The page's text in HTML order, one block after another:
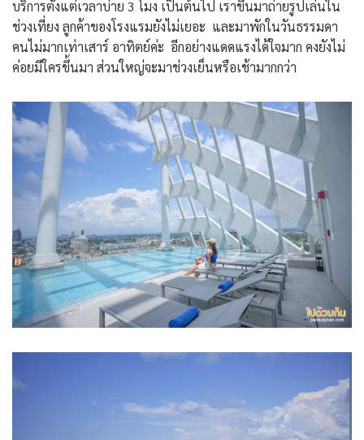
บริการตั้งแต่เวลาบ่าย 3 โมง เป็นต้นไป เราขึ้นมาถ่ายรูปเล่นใน
ช่วงเที่ยง ลูกค้าของโรงแรมยังไม่เยอะ และมาพักในวันธรรมดา
คนไม่มากเท่าเสาร์ อาทิตย์ค่ะ อีกอย่างแดดแรงได้ใจมาก คงยังไม่
ค่อยมีใครขึ้นมา ส่วนใหญ่จะมาช่วงเย็นหรือเช้ามากกว่า